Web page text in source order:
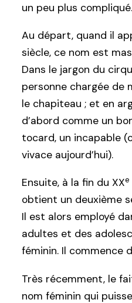
un peu plus compliqué.
Au départ, quand il
siècle, ce nom est
Dans le jargon du
personne chargée de
le chapiteau ; et en
d’abord comme un
tocard, un incapable
vivace aujourd’hui).
Ensuite, à la fin du XXe
obtient un deuxième
Il est alors employé
adultes et des
féminin. Il commence
Très récemment, le
nom féminin qui